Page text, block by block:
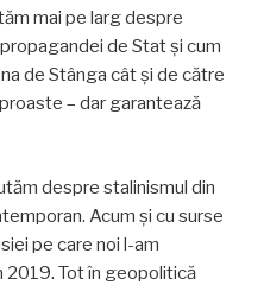
mai pe larg despre
de Stat și cum
de Stânga cât și de către
– dar garantează
despre stalinismul din
Acum și cu surse
pe care noi l-am
2019. Tot în geopolitică